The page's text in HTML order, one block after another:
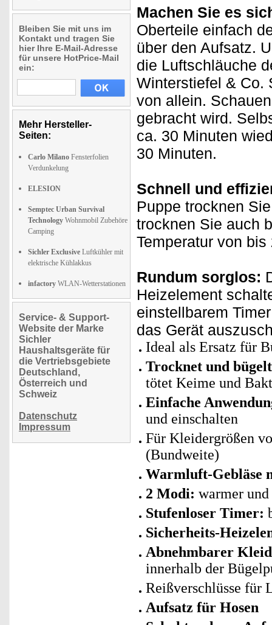
Bleiben Sie mit uns im
Kontakt und tragen Sie
hier Ihre E-Mail-Adresse
für unsere HotPrice-Mail
ein:
Mehr Hersteller-
Seiten:
Carlo Milano Fensterfolien
Verdunkelung
ELESION
Semptec Urban Survival
Technology Wohnmobil Zubehöre
Camping
Sichler Exclusive Luftkühler mit
elektrische Kühlakkus
infactory WLAN-Wetterstationen
Service- & Support-
Website der Marke
Sichler
Haushaltsgeräte für
die Vertriebsgebiete
Deutschland,
Österreich und
Schweiz
Datenschutz
Impressum
Machen Sie es
Oberteile einfach
über den Aufsatz.
die Luftschläuche
Winterstiefel & Co.
von allein.
gebracht wird.
ca. 30 Minuten
30 Minuten.
Schnell und
Puppe trocknen
trocknen Sie auch
Temperatur von
Rundum sorglos:
Heizelement
einstellbarem
das Gerät
Ideal als Ersatz für
Trocknet und
tötet Keime und
Einfache
und einschalten
Für Kleidergrößen
(Bundweite)
Warmluft-Gebläse
2 Modi: warmer
Stufenloser Timer:
Sicherheits-
Abnehmbarer
innerhalb der
Reißverschlüsse für
Aufsatz für Hosen